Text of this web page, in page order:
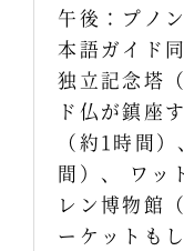
午後：プノ
本語ガイド
独立記念塔
ド仏が鎮座
（約1時間
間）、 ワッ
レン博物館
ーケットも